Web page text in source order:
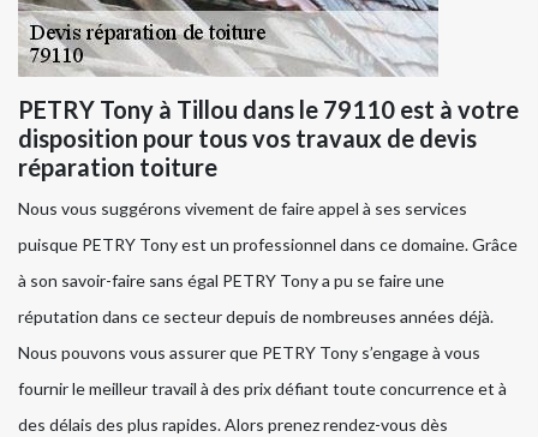
PETRY Tony à Tillou dans le 79110 est à votre
disposition pour tous vos travaux de devis
réparation toiture
Nous vous suggérons vivement de faire appel à ses services
puisque PETRY Tony est un professionnel dans ce domaine. Grâce
à son savoir-faire sans égal PETRY Tony a pu se faire une
réputation dans ce secteur depuis de nombreuses années déjà.
Nous pouvons vous assurer que PETRY Tony s’engage à vous
fournir le meilleur travail à des prix défiant toute concurrence et à
des délais des plus rapides. Alors prenez rendez-vous dès